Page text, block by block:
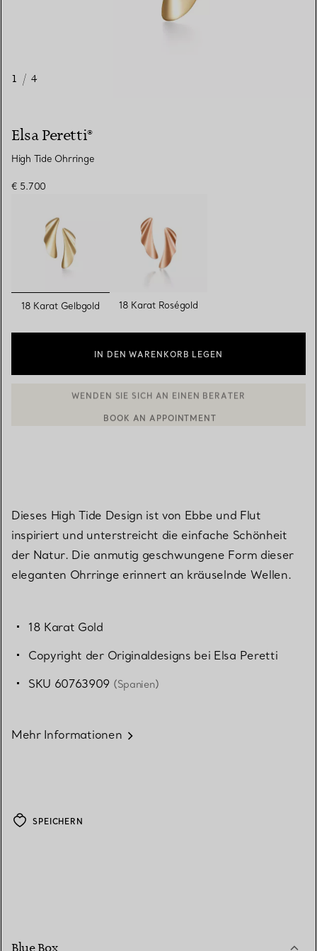
1 / 4
Elsa Peretti®
High Tide Ohrringe
€ 5.700
ausgewählt
18 Karat Gelbgold 18 Karat Roségold
IN DEN WARENKORB LEGEN
Dieses High Tide Design ist von Ebbe und Flut
inspiriert und unterstreicht die einfache Schönheit
der Natur. Die anmutig geschwungene Form dieser
eleganten Ohrringe erinnert an kräuselnde Wellen.
18 Karat Gold
Copyright der Originaldesigns bei Elsa Peretti
SKU 60763909 (Spanien)
Mehr Informationen
SPEICHERN